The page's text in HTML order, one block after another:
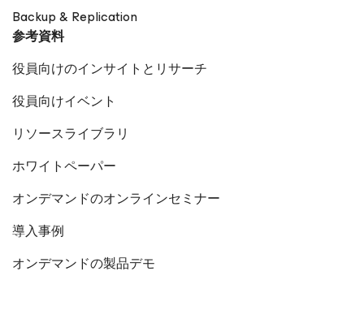
Backup & Replication
参考資料
役員向けのインサイトとリサーチ
役員向けイベント
リソースライブラリ
ホワイトペーパー
オンデマンドのオンラインセミナー
導入事例
オンデマンドの製品デモ